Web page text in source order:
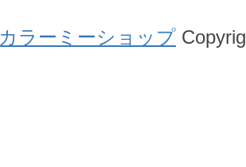
カラーミーショップ